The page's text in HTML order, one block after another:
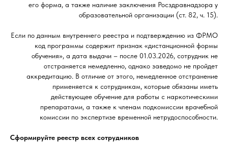
его форма, а также наличие заключения Росздравнадзора у
образовательной организации (ст. 82, ч. 15).
Если по данным внутреннего реестра и подтверждению из ФРМО
код программы содержит признак «дистанционной формы
обучения», а дата выдачи – после 01.03.2026, сотрудник не
отстраняется немедленно, однако заведомо не пройдет
аккредитацию. В отличие от этого, немедленное отстранение
применяется к сотрудникам, которые обязаны иметь
действующее обучение для работы с наркотическими
препаратами, а также к членам подкомиссии врачебной
комиссии по экспертизе временной нетрудоспособности.
Сформируйте реестр всех сотрудников